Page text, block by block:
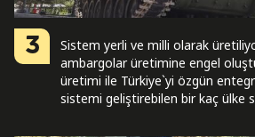
3
Sistem yerli ve milli olarak
ambargolar üretimine engel
üretimi ile Türkiye`yi özgün
sistemi geliştirebilen bir kaç ülke